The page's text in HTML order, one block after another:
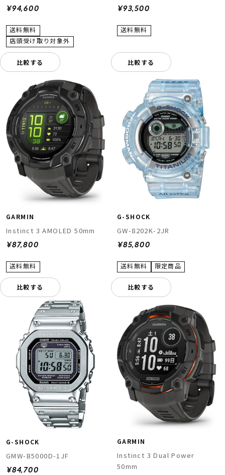
¥94,600
比較する
¥93,500
比較する
GARMIN
Instinct 3 AMOLED 50mm
¥87,800
比較する
G-SHOCK
GW-8202K-2JR
¥85,800
比較する
G-SHOCK
GMW-B5000D-1JF
¥84,700
GARMIN
Instinct 3 Dual Power
50mm